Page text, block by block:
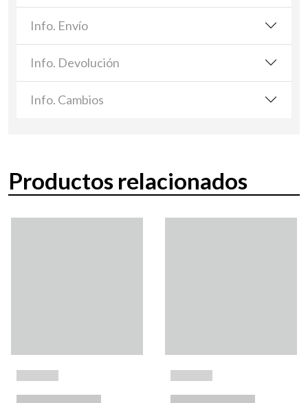
Info. Envío
Info. Devolución
Info. Cambios
Productos relacionados